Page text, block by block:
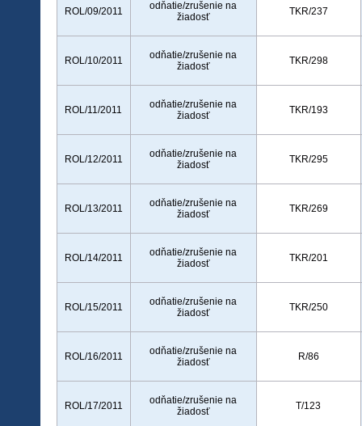
ROL/09/2011
odňatie/zrušenie na
žiadosť
TKR/237
ROL/10/2011
odňatie/zrušenie na
žiadosť
TKR/298
ROL/11/2011
odňatie/zrušenie na
žiadosť
TKR/193
ROL/12/2011
odňatie/zrušenie na
žiadosť
TKR/295
ROL/13/2011
odňatie/zrušenie na
žiadosť
TKR/269
ROL/14/2011
odňatie/zrušenie na
žiadosť
TKR/201
ROL/15/2011
odňatie/zrušenie na
žiadosť
TKR/250
ROL/16/2011
odňatie/zrušenie na
žiadosť
R/86
ROL/17/2011
odňatie/zrušenie na
žiadosť
T/123